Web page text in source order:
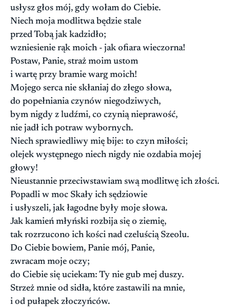
usłysz głos mój, gdy wołam do Ciebie.
Niech moja modlitwa będzie stale
przed Tobą jak kadzidło;
wzniesienie rąk moich - jak ofiara wieczorna!
Postaw, Panie, straż moim ustom
i wartę przy bramie warg moich!
Mojego serca nie skłaniaj do złego słowa,
do popełniania czynów niegodziwych,
bym nigdy z ludźmi, co czynią nieprawość,
nie jadł ich potraw wybornych.
Niech sprawiedliwy mię bije: to czyn miłości;
olejek występnego niech nigdy nie ozdabia mojej
głowy!
Nieustannie przeciwstawiam swą modlitwę ich złości.
Popadli w moc Skały ich sędziowie
i usłyszeli, jak łagodne były moje słowa.
Jak kamień młyński rozbija się o ziemię,
tak rozrzucono ich kości nad czeluścią Szeolu.
Do Ciebie bowiem, Panie mój, Panie,
zwracam moje oczy;
do Ciebie się uciekam: Ty nie gub mej duszy.
Strzeż mnie od sidła, które zastawili na mnie,
i od pułapek złoczyńców.